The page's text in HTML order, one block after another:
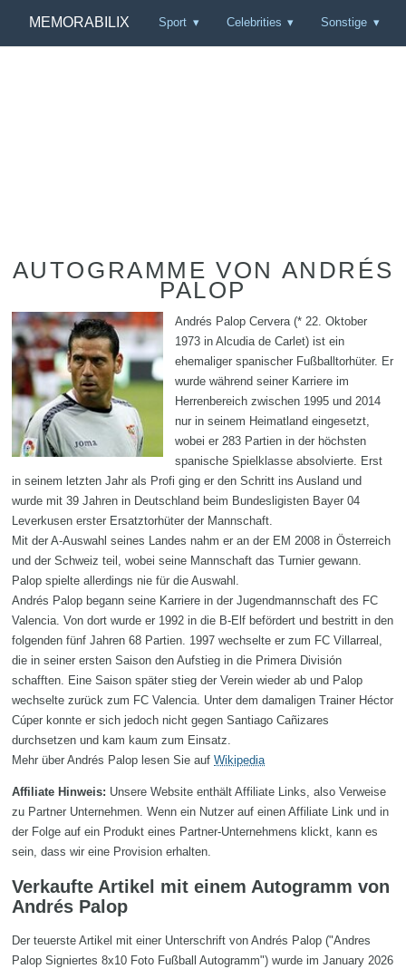
MEMORABILIX Sport Celebrities Sonstige
AUTOGRAMME VON ANDRÉS
PALOP
Andrés Palop Cervera (* 22. Oktober
1973 in Alcudia de Carlet) ist ein
ehemaliger spanischer Fußballtorhüter. Er
wurde während seiner Karriere im
Herrenbereich zwischen 1995 und 2014
nur in seinem Heimatland eingesetzt,
wobei er 283 Partien in der höchsten
spanische Spielklasse absolvierte. Erst
in seinem letzten Jahr als Profi ging er den Schritt ins Ausland und
wurde mit 39 Jahren in Deutschland beim Bundesligisten Bayer 04
Leverkusen erster Ersatztorhüter der Mannschaft.
Mit der A-Auswahl seines Landes nahm er an der EM 2008 in Österreich
und der Schweiz teil, wobei seine Mannschaft das Turnier gewann.
Palop spielte allerdings nie für die Auswahl.
Andrés Palop begann seine Karriere in der Jugendmannschaft des FC
Valencia. Von dort wurde er 1992 in die B-Elf befördert und bestritt in den
folgenden fünf Jahren 68 Partien. 1997 wechselte er zum FC Villarreal,
die in seiner ersten Saison den Aufstieg in die Primera División
schafften. Eine Saison später stieg der Verein wieder ab und Palop
wechselte zurück zum FC Valencia. Unter dem damaligen Trainer Héctor
Cúper konnte er sich jedoch nicht gegen Santiago Cañizares
durchsetzen und kam kaum zum Einsatz.
Mehr über Andrés Palop lesen Sie auf Wikipedia
Affiliate Hinweis: Unsere Website enthält Affiliate Links, also Verweise
zu Partner Unternehmen. Wenn ein Nutzer auf einen Affiliate Link und in
der Folge auf ein Produkt eines Partner-Unternehmens klickt, kann es
sein, dass wir eine Provision erhalten.
Verkaufte Artikel mit einem Autogramm von
Andrés Palop
Der teuerste Artikel mit einer Unterschrift von Andrés Palop ("Andres
Palop Signiertes 8x10 Foto Fußball Autogramm") wurde im January 2026